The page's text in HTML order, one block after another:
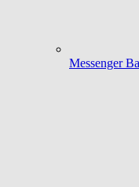
Messenger